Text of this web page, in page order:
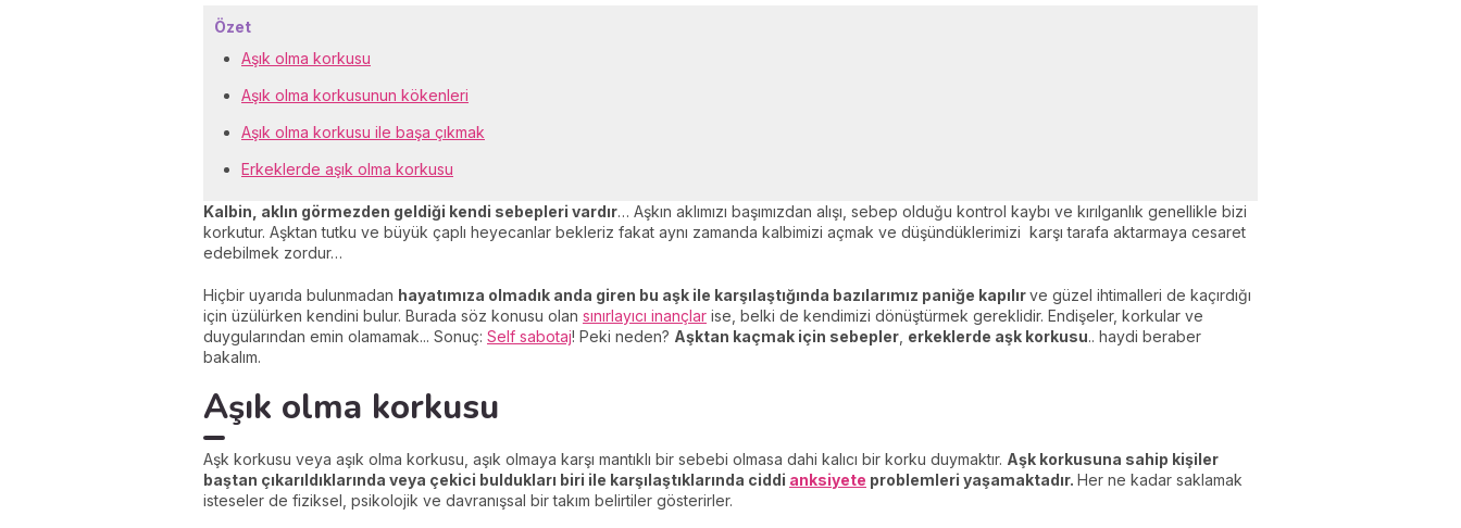
Özet
Aşık olma korkusu
Aşık olma korkusunun kökenleri
Aşık olma korkusu ile başa çıkmak
Erkeklerde aşık olma korkusu
Kalbin, aklın görmezden geldiği kendi sebepleri vardır… Aşkın aklımızı başımızdan alışı, sebep olduğu kontrol kaybı ve kırılganlık genellikle bizi
korkutur. Aşktan tutku ve büyük çaplı heyecanlar bekleriz fakat aynı zamanda kalbimizi açmak ve düşündüklerimizi karşı tarafa aktarmaya cesaret
edebilmek zordur…
Hiçbir uyarıda bulunmadan hayatımıza olmadık anda giren bu aşk ile karşılaştığında bazılarımız paniğe kapılırve güzel ihtimalleri de kaçırdığı
için üzülürken kendini bulur. Burada söz konusu olan sınırlayıcı inançlar ise, belki de kendimizi dönüştürmek gereklidir. Endişeler, korkular ve
duygularından emin olamamak... Sonuç: Self sabotaj! Peki neden? Aşktan kaçmak için sebepler erkeklerde aşk korkusu.. haydi beraber
bakalım.
Aşık olma korkusu
Aşk korkusu veya aşık olma korkusu, aşık olmaya karşı mantıklı bir sebebi olmasa dahi kalıcı bir korku duymaktır. Aşk korkusuna sahip kişiler
baştan çıkarıldıklarında veya çekici buldukları biri ile karşılaştıklarında ciddi anksiyete problemleri yaşamaktadır. Her ne kadar saklamak
isteseler de fiziksel, psikolojik ve davranışsal bir takım belirtiler gösterirler.